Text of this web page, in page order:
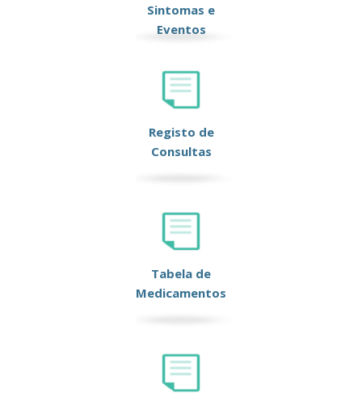
Sintomas e
Eventos
Registo de
Consultas
Tabela de
Medicamentos